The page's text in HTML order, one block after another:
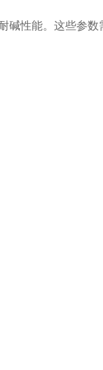
碱性能。这些参数